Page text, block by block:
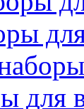
для